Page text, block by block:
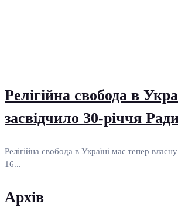
Релігійна свобода в
засвідчило 30-річчя
Релігійна свобода в Україні має тепер
16...
Архів